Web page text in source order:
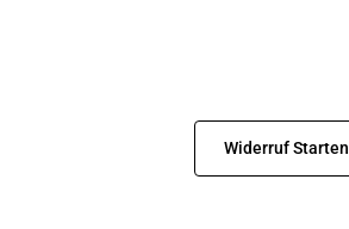
Widerruf Starten